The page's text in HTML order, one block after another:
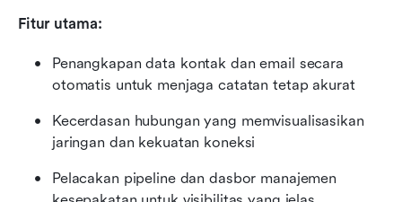
Fitur utama:
Penangkapan data kontak dan email secara
otomatis untuk menjaga catatan tetap akurat
Kecerdasan hubungan yang memvisualisasikan
jaringan dan kekuatan koneksi
Pelacakan pipeline dan dasbor manajemen